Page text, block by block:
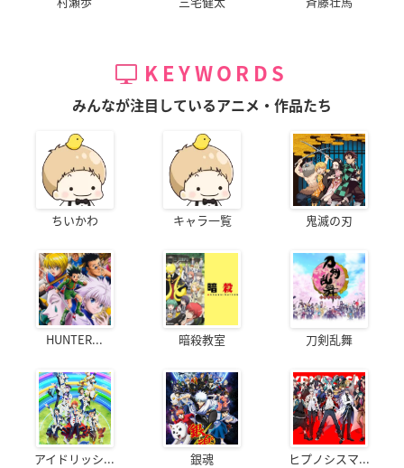
KEYWORDS
みんなが注目しているアニメ・作品たち
ちいかわ キャラ一覧 鬼滅の刃
HUNTER... 暗殺教室 刀剣乱舞
アイドリッシ... 銀魂 ヒプノシスマ...